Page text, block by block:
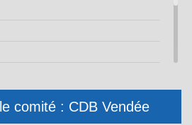
comité : CDB Vendée